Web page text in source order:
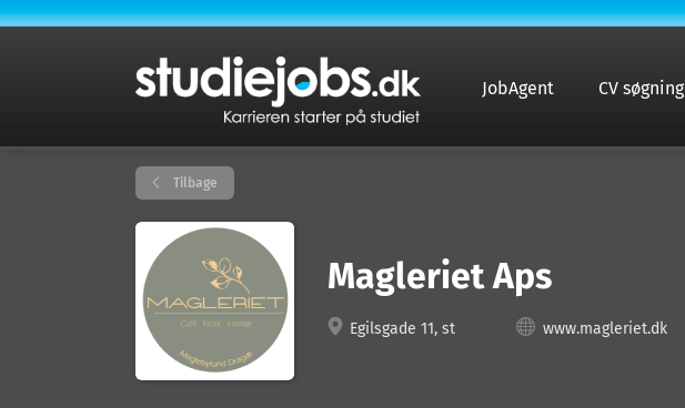
JobAgent CV søgning
Tilbage
Magleriet Aps
Egilsgade 11, st www.magleriet.dk